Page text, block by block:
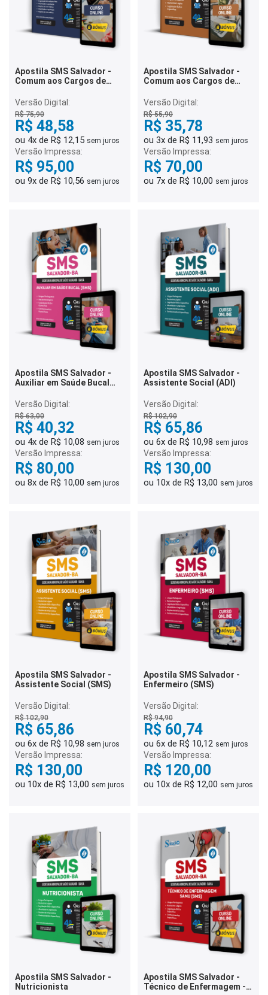
Apostila SMS Salvador -
Comum aos Cargos de
Versão Digital:
R$ 75,90
R$ 48,58
ou 4x de R$ 12,15 sem juros
Versão Impressa:
R$ 95,00
ou 9x de R$ 10,56 sem juros
Apostila SMS Salvador -
Comum aos Cargos de
Versão Digital:
R$ 55,90
R$ 35,78
ou 3x de R$ 11,93 sem juros
Versão Impressa:
R$ 70,00
ou 7x de R$ 10,00 sem juros
Apostila SMS Salvador -
Auxiliar em Saúde Bucal
Versão Digital:
R$ 63,00
R$ 40,32
ou 4x de R$ 10,08 sem juros
Versão Impressa:
R$ 80,00
ou 8x de R$ 10,00 sem juros
Apostila SMS Salvador -
Assistente Social (ADI)
Versão Digital:
R$ 102,90
R$ 65,86
ou 6x de R$ 10,98 sem juros
Versão Impressa:
R$ 130,00
ou 10x de R$ 13,00 sem juros
Apostila SMS Salvador -
Assistente Social (SMS)
Versão Digital:
R$ 102,90
R$ 65,86
ou 6x de R$ 10,98 sem juros
Versão Impressa:
R$ 130,00
ou 10x de R$ 13,00 sem juros
Apostila SMS Salvador -
Enfermeiro (SMS)
Versão Digital:
R$ 94,90
R$ 60,74
ou 6x de R$ 10,12 sem juros
Versão Impressa:
R$ 120,00
ou 10x de R$ 12,00 sem juros
Apostila SMS Salvador -
Nutricionista
Apostila SMS Salvador -
Técnico de Enfermagem -